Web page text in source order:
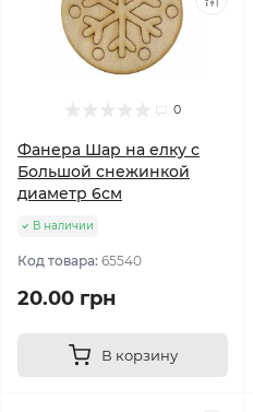
0
Фанера Шар на елку с
Большой снежинкой
диаметр 6см
В наличии
Код товара: 65540
20.00 грн
В корзину